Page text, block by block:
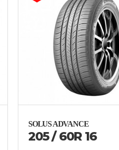
SOLUS ADVANCE
205/60R 16